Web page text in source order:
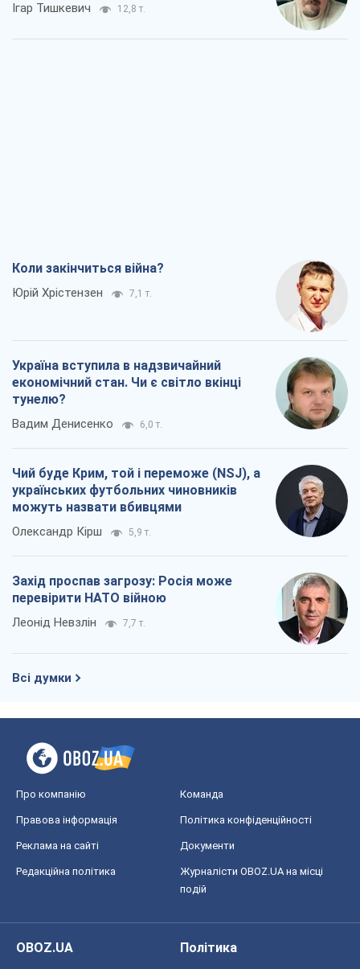
Ігар Тишкевич 12,8 т.
Коли закінчиться війна?
Юрій Хрістензен 7,1 т.
Україна вступила в надзвичайний
економічний стан. Чи є світло вкінці
тунелю?
Вадим Денисенко 6,0 т.
Чий буде Крим, той і переможе (NSJ), а
українських футбольних чиновників
можуть назвати вбивцями
Олександр Кірш 5,9 т.
Захід проспав загрозу: Росія може
перевірити НАТО війною
Леонід Невзлін 7,7 т.
Всі думки
Про компанію Команда
Правова інформація Політика конфіденційності
Реклама на сайті Документи
Редакційна політика
Журналісти OBOZ.UA на місці
подій
OBOZ.UA
Політика